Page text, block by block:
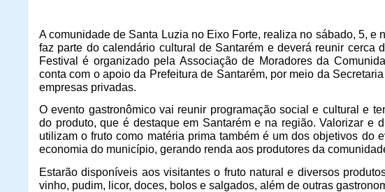
A comunidade de Santa Luzia no Eixo Forte, realiza no sábado, 5, e
faz parte do calendário cultural de Santarém e deverá reunir cerca
Festival é organizado pela Associação de Moradores da
conta com o apoio da Prefeitura de Santarém, por meio da
empresas privadas.
O evento gastronômico vai reunir programação social e cultural e
do produto, que é destaque em Santarém e na região. Valorizar e
utilizam o fruto como matéria prima também é um dos objetivos do
economia do município, gerando renda aos produtores da
Estarão disponíveis aos visitantes o fruto natural e diversos
vinho, pudim, licor, doces, bolos e salgados, além de outras